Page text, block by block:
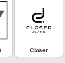
Closer